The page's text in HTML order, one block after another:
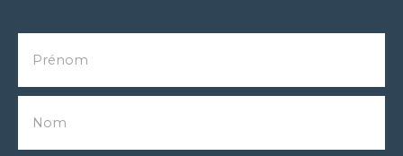
Prénom
Nom